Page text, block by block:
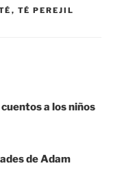
, TÉ PEREJIL
a los niños
de Adam